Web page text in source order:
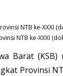
NTB ke-XXXI
Barat
Provinsi